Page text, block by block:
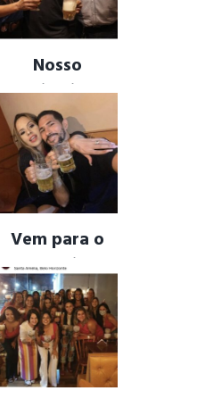
Nosso
primeiro
Casal, clientes
!
CERVEJA ARTESANAL
CHOPP ARTESANAL
DRINKS ,PORÇOES DA
CULINARIA MINEIRA
Vem para o
Santíssima
Cervejaria e
renove seu
Amor !
DRINKS,FISH